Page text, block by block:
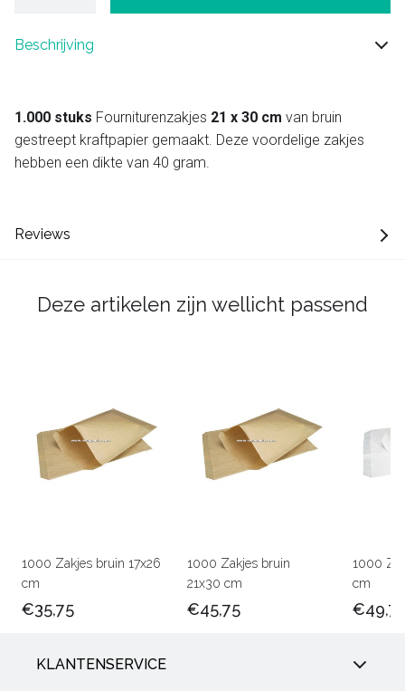
Beschrijving
1.000 stuks Fourniturenzakjes 21 x 30 cm van bruin
gestreept kraftpapier gemaakt. Deze voordelige zakjes
hebben een dikte van 40 gram.
Reviews
Deze artikelen zijn wellicht passend
1000 Zakjes bruin 17x26
cm
€35,75
1000 Zakjes bruin
21x30 cm
€45,75
1000
cm
KLANTENSERVICE